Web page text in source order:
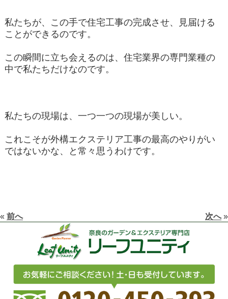
私たちが、この手で住宅工事の完成させ、見届ける
ことができるのです。
この瞬間に立ち会えるのは、住宅業界の専門業種の
中で私たちだけなのです。
私たちの現場は、一つ一つの現場が美しい。
これこそが外構エクステリア工事の最高のやりがい
ではないかな、と常々思うわけです。
« 前へ 次へ»